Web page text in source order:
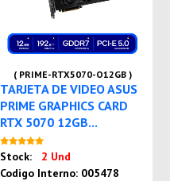
( PRIME-RTX5070-O12GB )
TARJETA DE VIDEO ASUS
PRIME GRAPHICS CARD
RTX 5070 12GB...
Stock:
2 Und
Codigo Interno: 005478